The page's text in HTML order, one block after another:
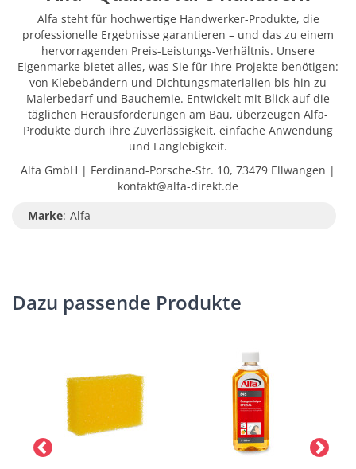
Alfa steht für hochwertige Handwerker-Produkte, die
professionelle Ergebnisse garantieren – und das zu einem
hervorragenden Preis-Leistungs-Verhältnis. Unsere
Eigenmarke bietet alles, was Sie für Ihre Projekte benötigen:
von Klebebändern und Dichtungsmaterialien bis hin zu
Malerbedarf und Bauchemie. Entwickelt mit Blick auf die
täglichen Herausforderungen am Bau, überzeugen Alfa-
Produkte durch ihre Zuverlässigkeit, einfache Anwendung
und Langlebigkeit.
Alfa GmbH | Ferdinand-Porsche-Str. 10, 73479 Ellwangen |
kontakt@alfa-direkt.de
Marke: Alfa
Dazu passende Produkte